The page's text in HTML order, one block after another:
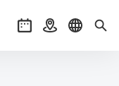
Veranstaltungen
AnreiseSprache